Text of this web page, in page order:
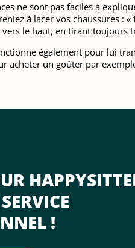
ne sont pas faciles à
à lacer vos chaussures :
vers le haut, en tirant toujours
également pour lui
acheter un goûter par
!